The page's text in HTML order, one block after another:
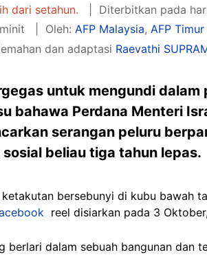
dari setahun.
Diterbitkan pada
Oleh: AFP Malaysia, AFP
dan adaptasi Raevathi
untuk mengundi
bahawa Perdana Menteri
serangan peluru
beliau tiga tahun lepas.
bersebunyi di kubu bawah
reel disiarkan pada 3
berlari dalam sebuah bangunan dan